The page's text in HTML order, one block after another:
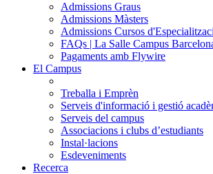
Admissions Graus
Admissions Màsters
Admissions Cursos
FAQs | La Salle Campus
Pagaments amb Flywire
El Campus
Treballa i Emprèn
Serveis d'informació i gestió
Serveis del campus
Associacions i clubs d’estudiants
Instal·lacions
Esdeveniments
Recerca